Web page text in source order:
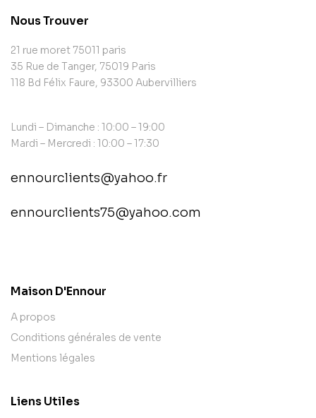
Nous Trouver
21 rue moret 75011 paris
35 Rue de Tanger, 75019 Paris
118 Bd Félix Faure, 93300 Aubervilliers
Lundi – Dimanche : 10:00 – 19:00
Mardi – Mercredi : 10:00 – 17:30
ennourclients@yahoo.fr
ennourclients75@yahoo.com
Maison D'Ennour
A propos
Conditions générales de vente
Mentions légales
Liens Utiles